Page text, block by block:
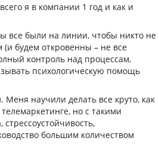
я в компании 1 год и как и
все были на линии, чтобы никто не
будем откровенны – не все
контроль над процессам,
психологическую помощь
научили делать все круто, как
но с такими
большим количеством